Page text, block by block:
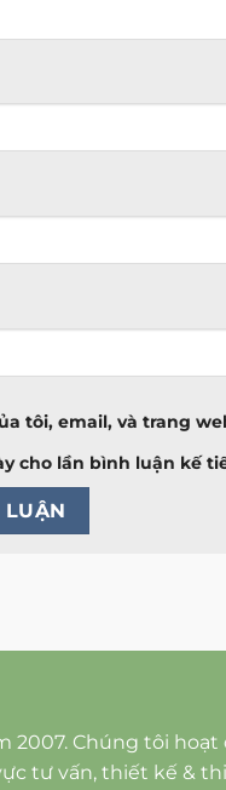
tôi, email, và trang
cho lần bình luận kế
2007. Chúng tôi
tư vấn, thiết kế &